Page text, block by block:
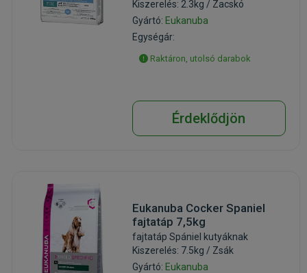
Kiszerelés: 2.3kg / Zacskó
Gyártó: Eukanuba
Egységár:
Raktáron, utolsó darabok
Érdeklődjön
Eukanuba Cocker Spaniel
fajtatáp 7,5kg
fajtatáp Spániel kutyáknak
Kiszerelés: 7.5kg / Zsák
Gyártó: Eukanuba